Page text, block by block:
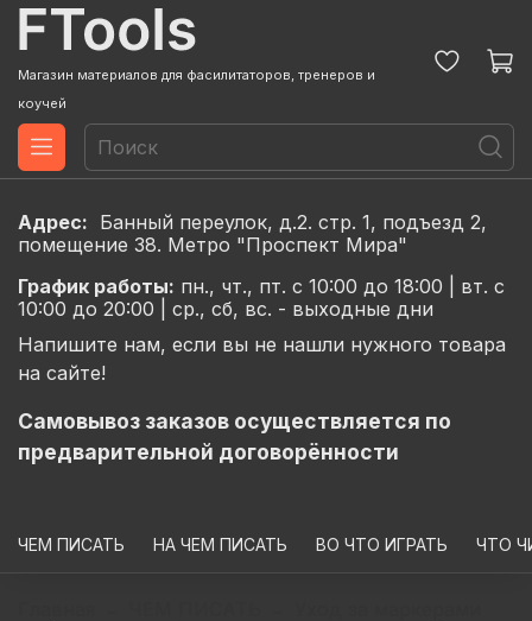
Магазин материалов для фасилитаторов, тренеров и
коучей
Адрес: Банный переулок, д.2. стр. 1, подъезд 2,
помещение 38. Метро "Проспект Мира"
График работы: пн., чт., пт. с 10:00 до 18:00 | вт. с
10:00 до 20:00 | ср., сб, вс. - выходные дни
Напишите нам, если вы не нашли нужного товара
на сайте!
Самовывоз заказов осуществляется по
предварительной договорённости
ЧЕМ ПИСАТЬ НА ЧЕМ ПИСАТЬ ВО ЧТО ИГРАТЬ ЧТО